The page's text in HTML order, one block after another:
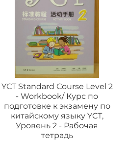
YCT Standard Course Level 2
- Workbook/ Курс по
подготовке к экзамену по
китайскому языку YCТ,
Уровень 2 - Рабочая
тетрадь